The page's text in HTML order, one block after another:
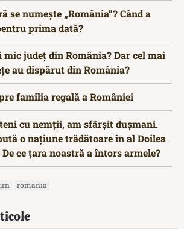
se numește „România”? Când a
prima dată?
mic județ din România? Dar cel mai
au dispărut din România?
familia regală a României
cu nemții, am sfârșit dușmani.
o națiune trădătoare în al Doilea
ce țara noastră a întors armele?
romania